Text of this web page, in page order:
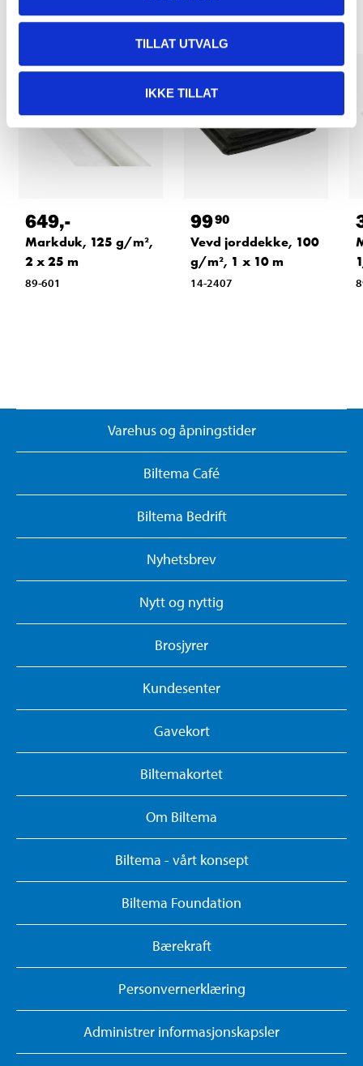
TILLAT UTVALG
IKKE TILLAT
649,-
Markduk, 125 g/m²,
2 x 25 m
89-601
9990
Vevd jorddekke, 100
g/m², 1 x 10 m
14-2407
Varehus og åpningstider
Biltema Café
Biltema Bedrift
Nyhetsbrev
Nytt og nyttig
Brosjyrer
Kundesenter
Gavekort
Biltemakortet
Om Biltema
Biltema - vårt konsept
Biltema Foundation
Bærekraft
Personvernerklæring
Administrer informasjonskapsler